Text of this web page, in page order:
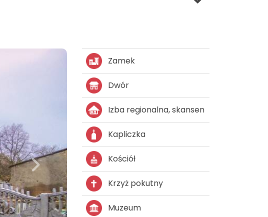
Zamek
Dwór
Izba regionalna, skansen
Kapliczka
Kościół
Krzyż pokutny
Muzeum